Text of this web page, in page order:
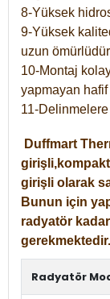
8-Yüksek
9-Yüksek
uzun
10-Montaj
yapmayan hafif
11-
Duffmart
girişli olarak
Bunun için
radyatör kadar
gerekmektedir.
Radyatör